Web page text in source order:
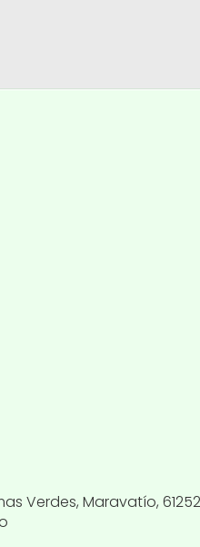
Verdes, Maravatío, 61252